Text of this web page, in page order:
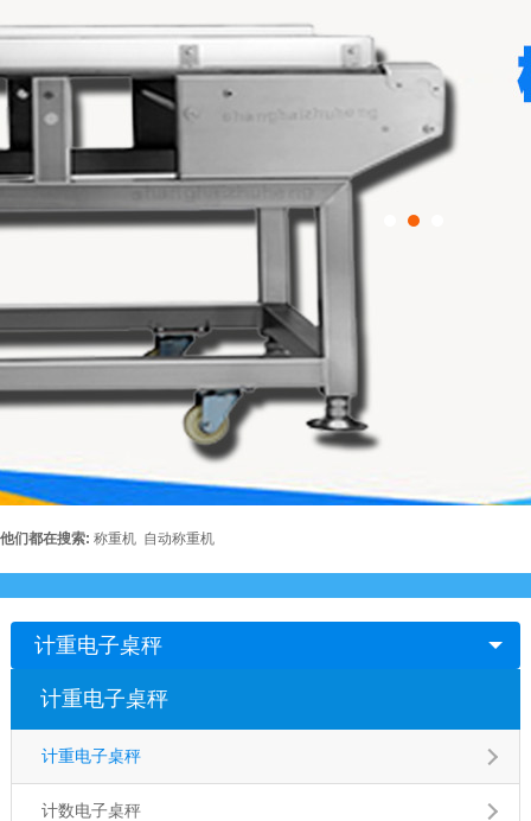
他们都在搜索: 称重机 自动称重机
计重电子桌秤
计重电子桌秤
计重电子桌秤
计数电子桌秤